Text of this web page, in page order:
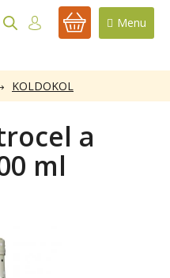
NÁKUPNÍ
KOLDOKOL
a
ml